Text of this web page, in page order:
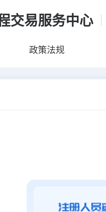
交易服务中心
政策法规